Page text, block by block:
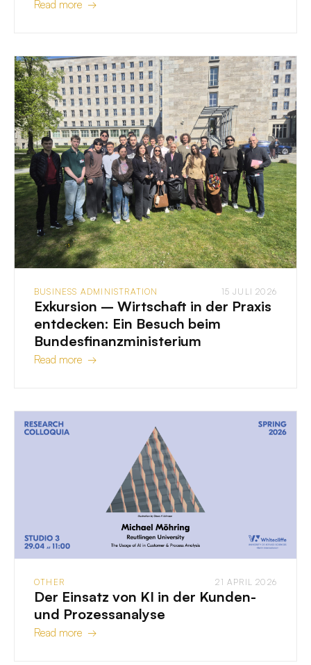
Read more →
BUSINESS ADMINISTRATION 15 JULI 2026
Exkursion – Wirtschaft in der Praxis
entdecken: Ein Besuch beim
Bundesfinanzministerium
Read more →
OTHER 21 APRIL 2026
Der Einsatz von KI in der Kunden-
und Prozessanalyse
Read more →